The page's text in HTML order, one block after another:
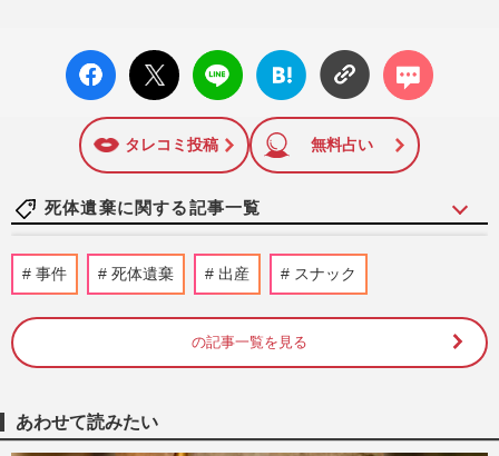
facebo
ok い
X ポス
ト
LINE
はてな
ブック
に追加
コメン
ト
タレコミ投稿 無料占い
死体遺棄に関する記事一覧
《京都南丹市小6男児事件》安達結希さん
遺体発見から1か月「ご家族に抱きしめ
週刊女性PRIME 2026/5/14
人容疑で再逮捕「本当のお父さんじゃな
い」“衝動的”供述に残る違…
事件 死体遺棄 出産 スナック
の記事一覧を見る
あわせて読みたい